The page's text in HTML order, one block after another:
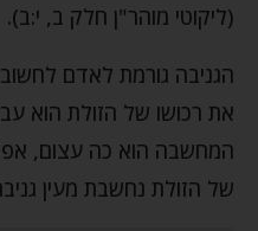
(ליקוטי מוהר"ן חלק ב, י:ב).
הגניבה גורמת לאדם
את רכושו של הזולת הוא
המחשבה הוא כה עצום,
של הזולת נחשבת מעין